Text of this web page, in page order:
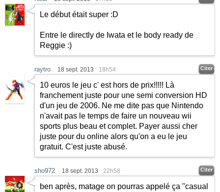
Le début était super :D
Entre le directly de Iwata et le body ready de
Reggie :)
raytro 18 sept. 2013 18h54 Citer
10 euros le jeu c' est hors de prix!!!!! Là
franchement juste pour une semi conversion HD
d'un jeu de 2006. Ne me dite pas que Nintendo
n'avait pas le temps de faire un nouveau wii
sports plus beau et complet. Payer aussi cher
juste pour du online alors qu'on a eu le jeu
gratuit. C'est juste abusé.
sho972 18 sept. 2013 22h58 Citer
ben après, matage on pourras appelé ça "casual